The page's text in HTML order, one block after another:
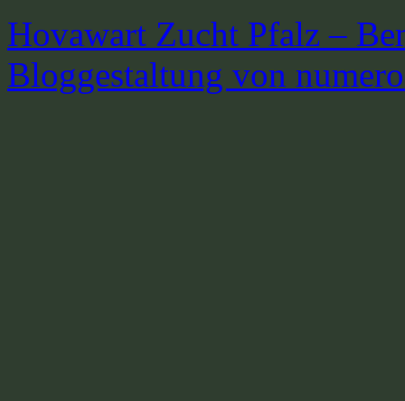
Hovawart Zucht Pfalz –
Bloggestaltung von